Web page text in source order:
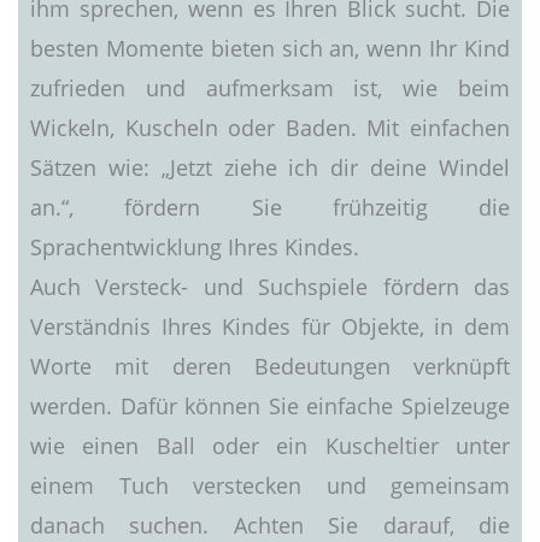
ihm sprechen, wenn es Ihren Blick sucht. Die
besten Momente bieten sich an, wenn Ihr Kind
zufrieden und aufmerksam ist, wie beim
Wickeln, Kuscheln oder Baden. Mit einfachen
Sätzen wie: „Jetzt ziehe ich dir deine Windel
an.“, fördern Sie frühzeitig die
Sprachentwicklung Ihres Kindes.
Auch Versteck- und Suchspiele fördern das
Verständnis Ihres Kindes für Objekte, in dem
Worte mit deren Bedeutungen verknüpft
werden. Dafür können Sie einfache Spielzeuge
wie einen Ball oder ein Kuscheltier unter
einem Tuch verstecken und gemeinsam
danach suchen. Achten Sie darauf, die